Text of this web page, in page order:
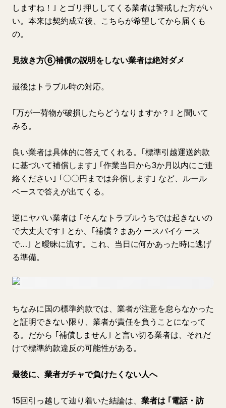
しますね！｣ とゴリ押ししてくる業者は警戒した方がい
い。本来は契約成立後、こちらが希望してから届くも
の。
見抜き方⑥補償の説明をしない業者は絶対ダメ
最後はトラブル時の対応。
｢万が一荷物が破損したらどうなりますか？｣ と聞いて
みる。
良い業者は具体的に答えてくれる。｢標準引越運送約款
に基づいて補償します｣ ｢作業当日から3か月以内にご連
絡ください｣ ｢〇〇円までは弁償します｣ など、ルール
ベースで答えが出てくる。
逆にヤバい業者は ｢そんなトラブルうちでは起きないの
で大丈夫です｣ とか、｢補償？まあケースバイケース
で…｣ と曖昧に流す。これ、当日に何かあった時に逃げ
る準備。
ちなみに国の標準約款では、業者が注意を怠らなかった
と証明できない限り、業者が責任を負うことになって
る。だから ｢補償しません｣ と言い切る業者は、それだ
けで標準約款違反の可能性がある。
最後に、業者ガチャで負けたくない人へ
15回引っ越して辿り着いた結論は、 業者は ｢電話・訪